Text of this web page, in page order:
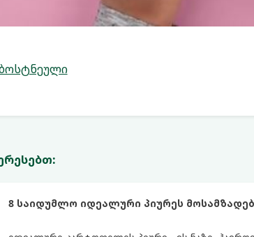
8 საიდუმლო იდეალური პიურეს